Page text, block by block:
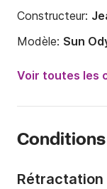
Constructeur:
Modèle: Sun
Année:
Nombre de
Nombre de
Voir toutes les
Conditions
Rétractation